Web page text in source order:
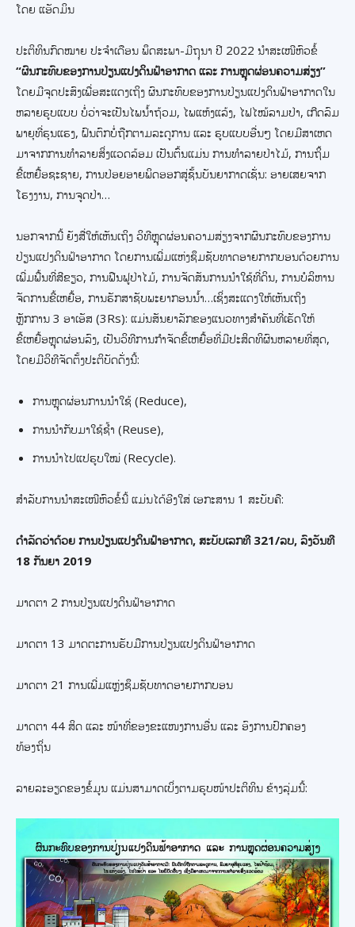
ໂດຍ ແອັດມິນ
ປະຕິທິນກົດໝາຍ ປະຈຳເດືອນ ພຶດສະພາ-ມີຖຸນາ ປີ 2022 ນຳສະເໜີຫົວຂໍ້
“ຜົນກະທົບຂອງການປ່ຽນແປງດິນຟ້າອາກາດ ແລະ ການຫຼຸດຜ່ອນຄວາມສ່ຽງ”
ໂດຍມີຈຸດປະສົງເພື່ອສະແດງເຖິງ ຜົນກະທົບຂອງການປ່ຽນແປງດິນຟ້າອາກາດໃນ
ຫລາຍຮູບແບບ ບໍ່ວ່າຈະເປັນໄພນ້ຳຖ້ວມ, ໄພແຫ້ງແລ້ງ, ໄຟໄໝ້ລາມປ່າ, ເກີດລົມ
ພາຍຸທີ່ຮຸນແຮງ, ຝົນຕົກບໍ່ຖືກຕາມລະດູການ ແລະ ຮູບແບບອື່ນໆ ໂດຍມີສາເຫດ
ມາຈາກການທໍາລາຍສິ່ງແວດລ້ອມ ເປັນຕົ້ນແມ່ນ ການທຳລາຍປ່າໄມ້, ການຖິ້ມ
ຂີ້ເຫຍື້ອຊະຊາຍ, ການປ່ອຍອາຍພິດອອກສູ່ຊັ້ນບັນຍາກາດເຊັ່ນ: ອາຍເສຍຈາກ
ໂຮງງານ, ການຈູດປ່າ…
ນອກຈາກນີ້ ຍັງສື່ໃຫ້ເຫັນເຖິງ ວິທີຫຼຸດຜ່ອນຄວາມສ່ຽງຈາກຜົນກະທົບຂອງການ
ປ່ຽນແປງດິນຟ້າອາກາດ ໂດຍການເພີ່ມແຫ່ງຊຶມຊັບທາດອາຍກາກບອນດ້ວຍການ
ເພີ່ມພື້ນທີ່ສີຂຽວ, ການຟືນຟູປ່າໄມ້, ການຈັດສັນການນໍາໃຊ້ທີ່ດິນ, ການບໍລິຫານ
ຈັດການຂີ້ເຫຍື້ອ, ການຮັກສາຊັບພະຍາກອນນໍ້າ…ເຊິ່ງສະແດງໃຫ້ເຫັນເຖິງ
ຫຼັກການ 3 ອາເອັສ (3Rs): ແມ່ນສັນຍາລັກຂອງແນວທາງສໍາຄັນທີ່ເຮັດໃຫ້
ຂີ້ເຫຍື້ອຫຼຸດຜ່ອນລົງ, ເປັນວິທີການກໍາຈັດຂີ້ເຫຍື້ອທີ່ມີປະສິດທິຜົນຫລາຍທີ່ສຸດ,
ໂດຍມີວິທີຈັດຕັ້ງປະຕິບັດດັ່ງນີ້:
ການຫຼຸດຜ່ອນການນຳໃຊ້ (Reduce),
ການນຳກັບມາໃຊ້ຊ້ໍາ (Reuse),
ການນຳໄປແປຮູບໃໝ່ (Recycle).
ສໍາລັບການນໍາສະເໜີຫົວຂໍ້ນີ້ ແມ່ນໄດ້ອີງໃສ່ ເອກະສານ 1 ສະບັບຄື:
ດໍາລັດວ່າດ້ວຍ ການປ່ຽນແປງດິນຟ້າອາກາດ, ສະບັບເລກທີ321/ລບ, ລົງວັນທີ
18 ກັນຍາ 2019
ມາດຕາ 2 ການປ່ຽນແປງດິນຟ້າອາກາດ
ມາດຕາ 13 ມາດຕະການຮັບມືການປ່ຽນແປງດິນຟ້າອາກາດ
ມາດຕາ 21 ການເພີ່ມແຫຼ່ງຊຶມຊັບທາດອາຍກາກບອນ
ມາດຕາ 44 ສິດ ແລະ ໜ້າທີ່ຂອງຂະແໜງການອື່ນ ແລະ ອົງການປົກຄອງ
ທ້ອງຖິ່ນ
ລາຍລະອຽດຂອງຂໍ້ມູນ ແມ່ນສາມາດເບິ່ງຕາມຮູບໜ້າປະຕິທິນ ຂ້າງລຸ່ມນີ້: